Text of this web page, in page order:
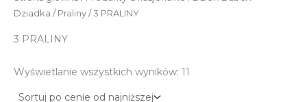
Dziadka / Praliny / 3 PRALINY
3 PRALINY
Wyświetlanie wszystkich wyników: 11